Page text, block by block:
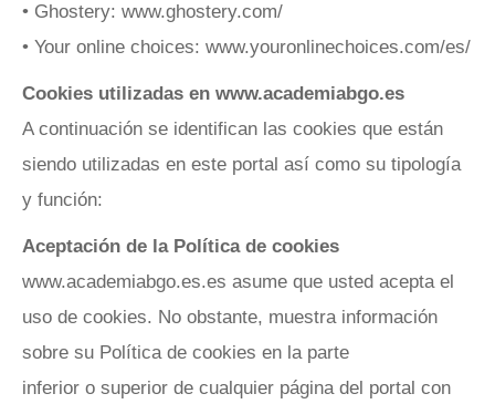
• Ghostery: www.ghostery.com/
• Your online choices: www.youronlinechoices.com/es/
Cookies utilizadas en www.academiabgo.es
A continuación se identifican las cookies que están
siendo utilizadas en este portal así como su tipología
y función:
Aceptación de la Política de cookies
www.academiabgo.es.es asume que usted acepta el
uso de cookies. No obstante, muestra información
sobre su Política de cookies en la parte
inferior o superior de cualquier página del portal con